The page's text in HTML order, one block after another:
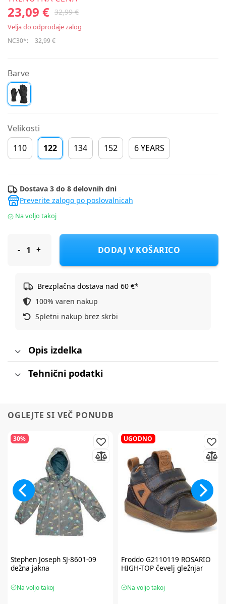
23,09 € 32,99 €
Velja do odprodaje zalog
NC30*: 32,99 €
Barve
Velikosti
110
122 134 152 6 YEARS
Dostava 3 do 8 delovnih dni
Preverite zalogo po poslovalnicah
Na voljo takoj
Ziener ski rokavice 5 prstov LORIKO AS(R) glove junior F Črna
DODAJ V KOŠARICO
Brezplačna dostava nad 60 €*
100% varen nakup
Spletni nakup brez skrbi
Opis izdelka
Tehnični podatki
OGLEJTE SI VEČ PONUDB
30%
Stephen JosephSJ-8601-09
dežna jakna
Na voljo takoj
UGODNO
FroddoG2110119 ROSARIO
HIGH-TOP čevelj gležnjar
Na voljo takoj